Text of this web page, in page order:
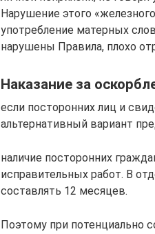
Нарушение этого
употребление матерных
нарушены Правила, плохо
Наказание за
если посторонних лиц и
альтернативный вариант
наличие посторонних
исправительных работ. В
составлять 12 месяцев.
Поэтому при потенциально